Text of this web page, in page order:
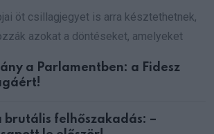
öt csillagjegyet is arra késztethetnek,
azokat a döntéseket, amelyeket
a Parlamentben: a Fidesz
felhőszakadás: –